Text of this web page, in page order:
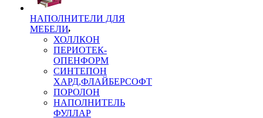
НАПОЛНИТЕЛИ ДЛЯ
МЕБЕЛИ
ХОЛЛКОН
ПЕРИОТЕК-
ОПЕНФОРМ
СИНТЕПОН
ХАРД,ФЛАЙБЕРСОФТ
ПОРОЛОН
НАПОЛНИТЕЛЬ
ФУЛЛАР